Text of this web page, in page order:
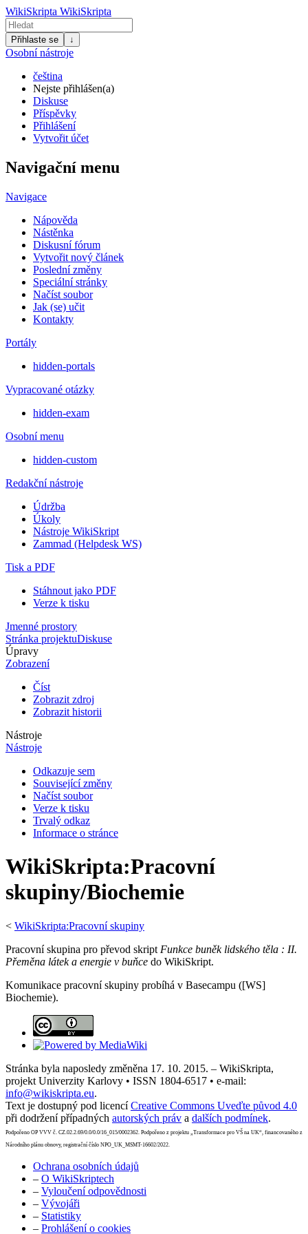
WikiSkripta WikiSkripta
Přihlaste se ↓
Osobní nástroje
čeština
Nejste přihlášen(a)
Diskuse
Příspěvky
Přihlášení
Vytvořit účet
Navigační menu
Navigace
Nápověda
Nástěnka
Diskusní fórum
Vytvořit nový článek
Poslední změny
Speciální stránky
Načíst soubor
Jak (se) učit
Kontakty
Portály
hidden-portals
Vypracované otázky
hidden-exam
Osobní menu
hidden-custom
Redakční nástroje
Údržba
Úkoly
Nástroje WikiSkript
Zammad (Helpdesk WS)
Tisk a PDF
Stáhnout jako PDF
Verze k tisku
Jmenné prostory
Stránka projektuDiskuse
Úpravy
Zobrazení
Číst
Zobrazit zdroj
Zobrazit historii
Nástroje
Nástroje
Odkazuje sem
Související změny
Načíst soubor
Verze k tisku
Trvalý odkaz
Informace o stránce
WikiSkripta:Pracovní
skupiny/Biochemie
< WikiSkripta:Pracovní skupiny
Pracovní skupina pro převod skript Funkce buněk lidského těla : II.
Přeměna látek a energie v buňce do WikiSkript.
Komunikace pracovní skupiny probíhá v Basecampu ([WS]
Biochemie).
Stránka byla naposledy změněna 17. 10. 2015. – WikiSkripta,
projekt Univerzity Karlovy • ISSN 1804-6517 • e-mail:
info@wikiskripta.eu.
Text je dostupný pod licencíCreative Commons Uveďte původ 4.0
při dodržení případných autorských práv a dalších podmínek.
Podpořeno OP VVV č. CZ.02.2.69/0.0/0.0/16_015/0002362. Podpořeno z projektu „Transformace pro VŠ na UK“, financovaného z
Národního plánu obnovy, registrační číslo NPO_UK_MSMT-16602/2022.
Ochrana osobních údajů
– O WikiSkriptech
– Vyloučení odpovědnosti
– Vývojáři
– Statistiky
– Prohlášení o cookies